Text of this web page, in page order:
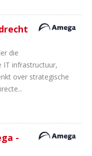
die
IT infrastructuur,
over strategische
-